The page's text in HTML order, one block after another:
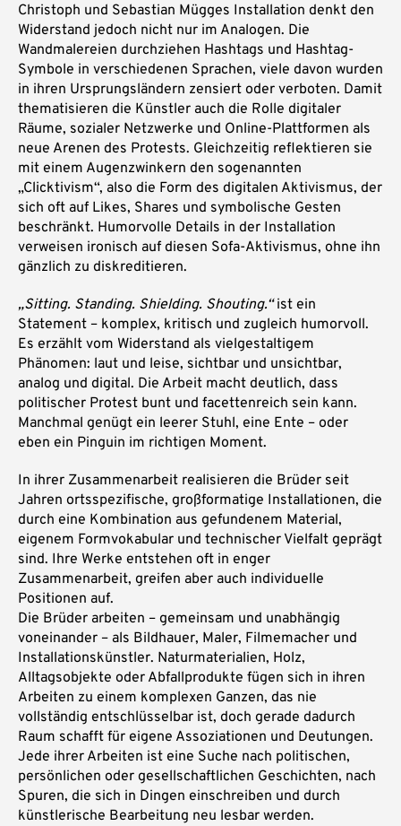
Christoph und Sebastian Mügges Installation denkt den
Widerstand jedoch nicht nur im Analogen. Die
Wandmalereien durchziehen Hashtags und Hashtag-
Symbole in verschiedenen Sprachen, viele davon wurden
in ihren Ursprungsländern zensiert oder verboten. Damit
thematisieren die Künstler auch die Rolle digitaler
Räume, sozialer Netzwerke und Online-Plattformen als
neue Arenen des Protests. Gleichzeitig reflektieren sie
mit einem Augenzwinkern den sogenannten
„Clicktivism“, also die Form des digitalen Aktivismus, der
sich oft auf Likes, Shares und symbolische Gesten
beschränkt. Humorvolle Details in der Installation
verweisen ironisch auf diesen Sofa-Aktivismus, ohne ihn
gänzlich zu diskreditieren.
„Sitting. Standing. Shielding. Shouting.“ist ein
Statement – komplex, kritisch und zugleich humorvoll.
Es erzählt vom Widerstand als vielgestaltigem
Phänomen: laut und leise, sichtbar und unsichtbar,
analog und digital. Die Arbeit macht deutlich, dass
politischer Protest bunt und facettenreich sein kann.
Manchmal genügt ein leerer Stuhl, eine Ente – oder
eben ein Pinguin im richtigen Moment.
In ihrer Zusammenarbeit realisieren die Brüder seit
Jahren ortsspezifische, großformatige Installationen, die
durch eine Kombination aus gefundenem Material,
eigenem Formvokabular und technischer Vielfalt geprägt
sind. Ihre Werke entstehen oft in enger
Zusammenarbeit, greifen aber auch individuelle
Positionen auf.
Die Brüder arbeiten – gemeinsam und unabhängig
voneinander – als Bildhauer, Maler, Filmemacher und
Installationskünstler. Naturmaterialien, Holz,
Alltagsobjekte oder Abfallprodukte fügen sich in ihren
Arbeiten zu einem komplexen Ganzen, das nie
vollständig entschlüsselbar ist, doch gerade dadurch
Raum schafft für eigene Assoziationen und Deutungen.
Jede ihrer Arbeiten ist eine Suche nach politischen,
persönlichen oder gesellschaftlichen Geschichten, nach
Spuren, die sich in Dingen einschreiben und durch
künstlerische Bearbeitung neu lesbar werden.